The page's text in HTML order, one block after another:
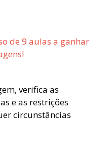
de 9 aulas a ganhar
verifica as
e as restrições
circunstâncias